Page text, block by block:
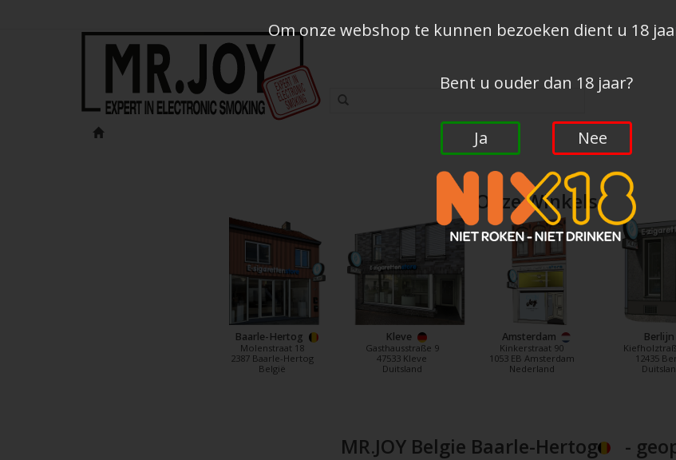
Onze Winkels
Baarle-Hertog
Molenstraat 18
2387 Baarle-Hertog
België
Kleve
Gasthausstraße 9
47533 Kleve
Duitsland
Amsterdam
Kinkerstraat 90
1053 EB Amsterdam
Nederland
Berlijn
12435
MR.JOY Belgie Baarle-Hertog -
Om onze webshop te kunnen bezoeken dient u 18
Bent u ouder dan 18 jaar?
Ja Nee